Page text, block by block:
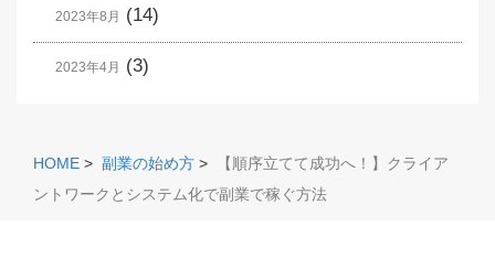
2023年8月 (14)
2023年4月 (3)
HOME > 副業の始め方 >
【順序立てて成功へ！】クライア
ントワークとシステム化で副業で稼ぐ方法